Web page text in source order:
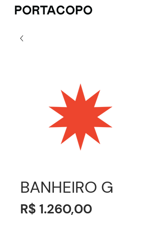
BANHEIRO G
R$ 1.260,00Preço